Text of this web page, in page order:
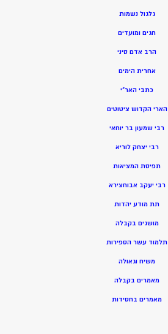
גלגול נשמות
חגים ומועדים
הרב אדם סיני
אחרית הימים
כתבי האר”י
הארי הקדוש ציטוטים
רבי שמעון בר יוחאי
רבי יצחק לוריא
תפיסת המציאות
רבי יעקב אבוחצירא
תת מודע יהדות
מושגים בקבלה
תלמוד עשר הספירות
משיח וגאולה
מאמרים בקבלה
מאמרים בחסידות